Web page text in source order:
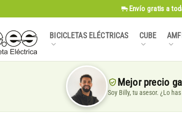
Envío gratis a
BICICLETAS ELÉCTRICAS CUBE
Mejor precio
Soy Billy, tu asesor. ¿Lo